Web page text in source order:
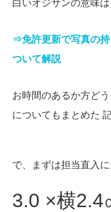
白いオジサンの意味
⇒免許更新で写真の持
ついて解説
お時間のあるか方ど
についてもまとめた
で、まずは担当直入
3.0 ×横2.4